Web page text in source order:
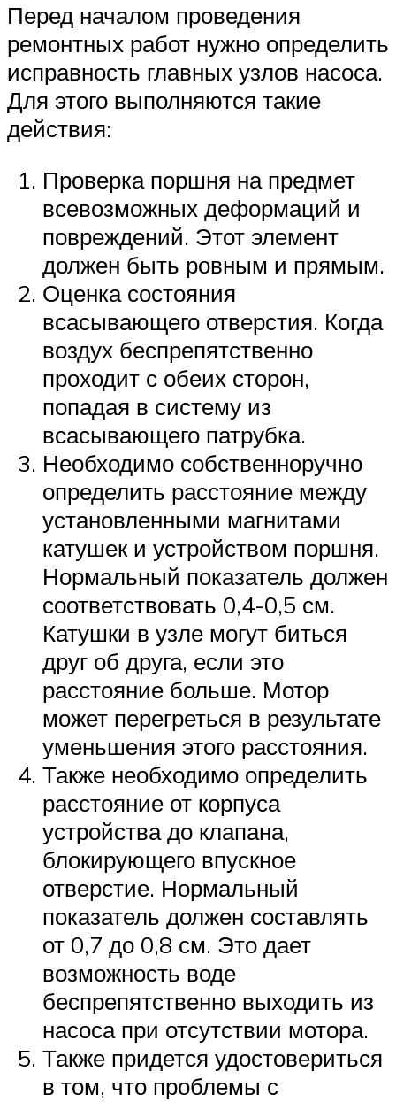
Перед началом проведения
ремонтных работ нужно определить
исправность главных узлов насоса.
Для этого выполняются такие
действия:
Проверка поршня на предмет
всевозможных деформаций и
повреждений. Этот элемент
должен быть ровным и прямым.
Оценка состояния
всасывающего отверстия. Когда
воздух беспрепятственно
проходит с обеих сторон,
попадая в систему из
всасывающего патрубка.
Необходимо собственноручно
определить расстояние между
установленными магнитами
катушек и устройством поршня.
Нормальный показатель должен
соответствовать 0,4-0,5 см.
Катушки в узле могут биться
друг об друга, если это
расстояние больше. Мотор
может перегреться в результате
уменьшения этого расстояния.
Также необходимо определить
расстояние от корпуса
устройства до клапана,
блокирующего впускное
отверстие. Нормальный
показатель должен составлять
от 0,7 до 0,8 см. Это дает
возможность воде
беспрепятственно выходить из
насоса при отсутствии мотора.
Также придется удостовериться
в том, что проблемы с